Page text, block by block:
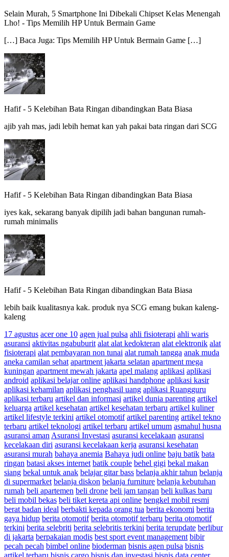
Selain Murah, 5 Smartphone Ini Dibekali Chipset Kelas Menengah
Lho! - Tips Memilih HP Untuk Bermain Game
[…] Baca Juga: Tips Memilih HP Untuk Bermain Game […]
Hafif- 5 Kelebihan Bata Ringan dibandingkan Bata Biasa
ajib yah mas, jadi lebih hemat kan yah pakai bata ringan dari SCG
Hafif- 5 Kelebihan Bata Ringan dibandingkan Bata Biasa
iyes kak, sekarang banyak dipilih jadi bahan bangunan rumah-
rumah minimalis
Hafif- 5 Kelebihan Bata Ringan dibandingkan Bata Biasa
lebih baik kualitasnya kak. produk nya SCG emang bukan kaleng-
kaleng
17 agustus acer one 10 agen jual pulsa ahli fisioterapi ahli waris
asuransi aktivitas ngabuburit alat alat kedokteran alat elektronik alat
fisioterapi alat pembayaran non tunai alat rumah tangga anak muda
aneka camilan sehat apartment jakarta selatan apartment mega
kuningan apartment mewah jakarta apel malang aplikasi aplikasi
android aplikasi belajar online aplikasi handphone aplikasi kasir
aplikasi kehamilan aplikasi penghasil uang aplikasi Ruangguru
aplikasi terbaru artikel dan informasi artikel dunia parenting artikel
keluarga artikel kesehatan artikel kesehatan terbaru artikel kuliner
artikel lifestyle terkini artikel otomotif artikel parenting artikel tekno
terbaru artikel teknologi artikel terbaru artikel umum asmahul husna
asuransi aman Asuransi Investasi asuransi kecelakaan asuransi
kecelakaan diri asuransi kecelakaan kerja asuransi kesehatan
asuransi murah bahaya anemia Bahaya judi online baju batik bata
ringan batasi akses internet batik couple behel gigi bekal makan
siang bekal untuk anak belajar gitar bass belanja akhir tahun belanja
di supermarket belanja diskon belanja furniture belanja kebutuhan
rumah beli apartemen beli drone beli jam tangan beli kulkas baru
beli mobil bekas beli tiket kereta api online bengkel mobil resmi
berat badan ideal berbakti kepada orang tua berita ekonomi berita
gaya hidup berita otomotif berita otomotif terbaru berita otomotif
terkini berita selebriti berita selebritis terkini berita terupdate berlibur
di jakarta berpakaian modis best sport event management bibir
pecah pecah bimbel online bioderman bisnis agen pulsa bisnis
artikel terbaru bisnis cargo bisnis dan investasi bisnis data center